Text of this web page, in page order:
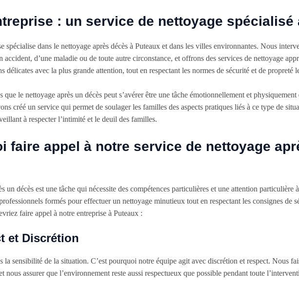
: un service de nettoyage spécialisé
spécialise dans le nettoyage après décès à Puteaux et dans les villes environnantes. Nous
accident, d’une maladie ou de toute autre circonstance, et offrons des services de nettoyage
délicates avec la plus grande attention, tout en respectant les normes de sécurité et de propreté
que le nettoyage après un décès peut s’avérer être une tâche émotionnellement et
créé un service qui permet de soulager les familles des aspects pratiques liés à ce type de
à respecter l’intimité et le deuil des familles.
faire appel à notre service de nettoyage
un décès est une tâche qui nécessite des compétences particulières et une attention particulière
formés pour effectuer un nettoyage minutieux tout en respectant les consignes de
faire appel à notre entreprise à Puteaux :
et Discrétion
la sensibilité de la situation. C’est pourquoi notre équipe agit avec discrétion et respect. Nous
nous assurer que l’environnement reste aussi respectueux que possible pendant toute